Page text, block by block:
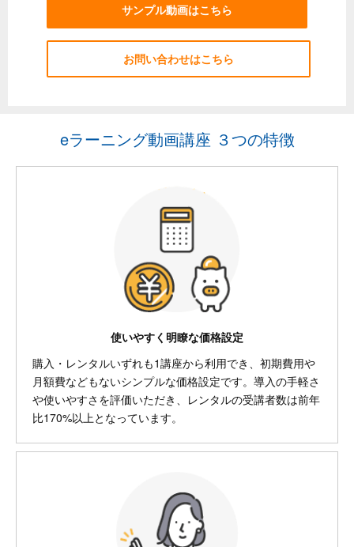
サンプル動画はこちら
お問い合わせはこちら
eラーニング動画講座 ３つの特徴
使いやすく明瞭な価格設定
購入・レンタルいずれも1講座から利用でき、初期費用や
月額費などもないシンプルな価格設定です。導入の手軽さ
や使いやすさを評価いただき、レンタルの受講者数は前年
比170%以上となっています。